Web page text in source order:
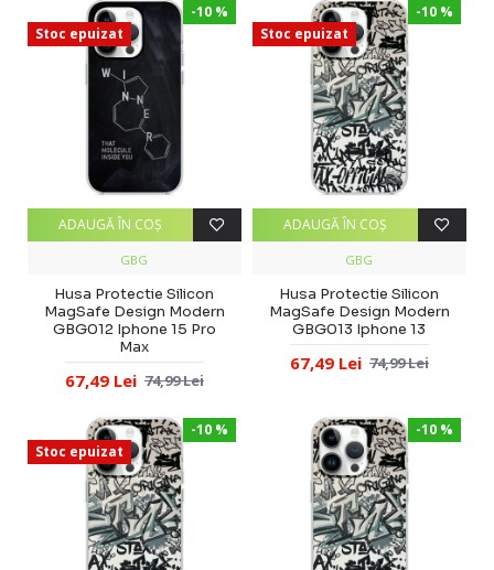
-10 %
Stoc epuizat
GBG
Husa Protectie Silicon
MagSafe Design Modern
GBG012 Iphone 15 Pro
Max
67,49 Lei 74,99 Lei
ADAUGĂ ÎN COŞ
-10 %
Stoc epuizat
GBG
Husa Protectie Silicon
MagSafe Design Modern
GBG013 Iphone 13
67,49 Lei 74,99 Lei
ADAUGĂ ÎN COŞ
-10 %
Stoc epuizat
-10 %